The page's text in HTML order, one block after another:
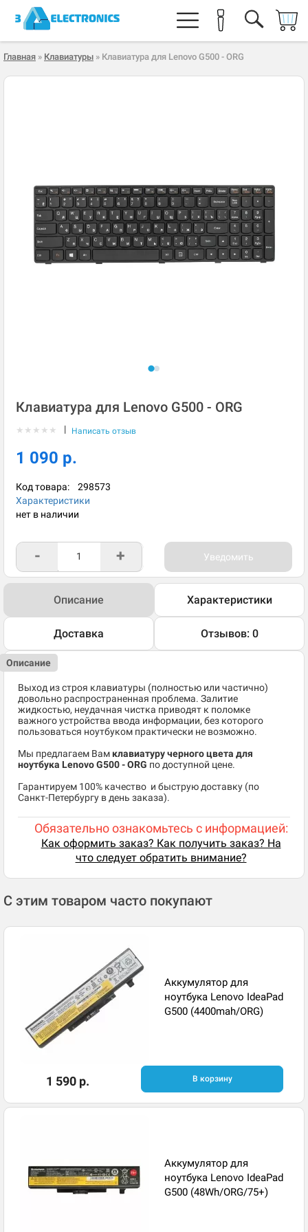
Главная » Клавиатуры » Клавиатура для Lenovo G500 - ORG
Клавиатура для Lenovo G500 - ORG
★ ★ ★ ★ ★ | Написать отзыв
1 090 р.
Код товара: 298573
Характеристики
нет в наличии
- + Уведомить
Описание Характеристики
Доставка Отзывов: 0
Описание
Выход из строя клавиатуры (полностью или частично)
довольно распространенная проблема. Залитие
жидкостью, неудачная чистка приводят к поломке
важного устройства ввода информации, без которого
пользоваться ноутбуком практически не возможно.
Мы предлагаем Вам клавиатуру черного цвета для
ноутбука Lenovo G500 - ORG по доступной цене.
​Гарантируем 100% качество и быструю доставку (по
Санкт-Петербургу в день заказа).
Обязательно ознакомьтесь с информацией:
Как оформить заказ? Как получить заказ? На
что следует обратить внимание?
С этим товаром часто покупают
Аккумулятор для
ноутбука Lenovo IdeaPad
G500 (4400mah/ORG)
1 590 р. В корзину
Аккумулятор для
ноутбука Lenovo IdeaPad
G500 (48Wh/ORG/75+)